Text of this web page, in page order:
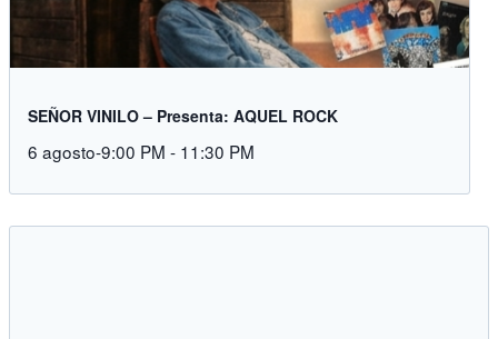
SEÑOR VINILO – Presenta: AQUEL ROCK
6 agosto-9:00 PM - 11:30 PM